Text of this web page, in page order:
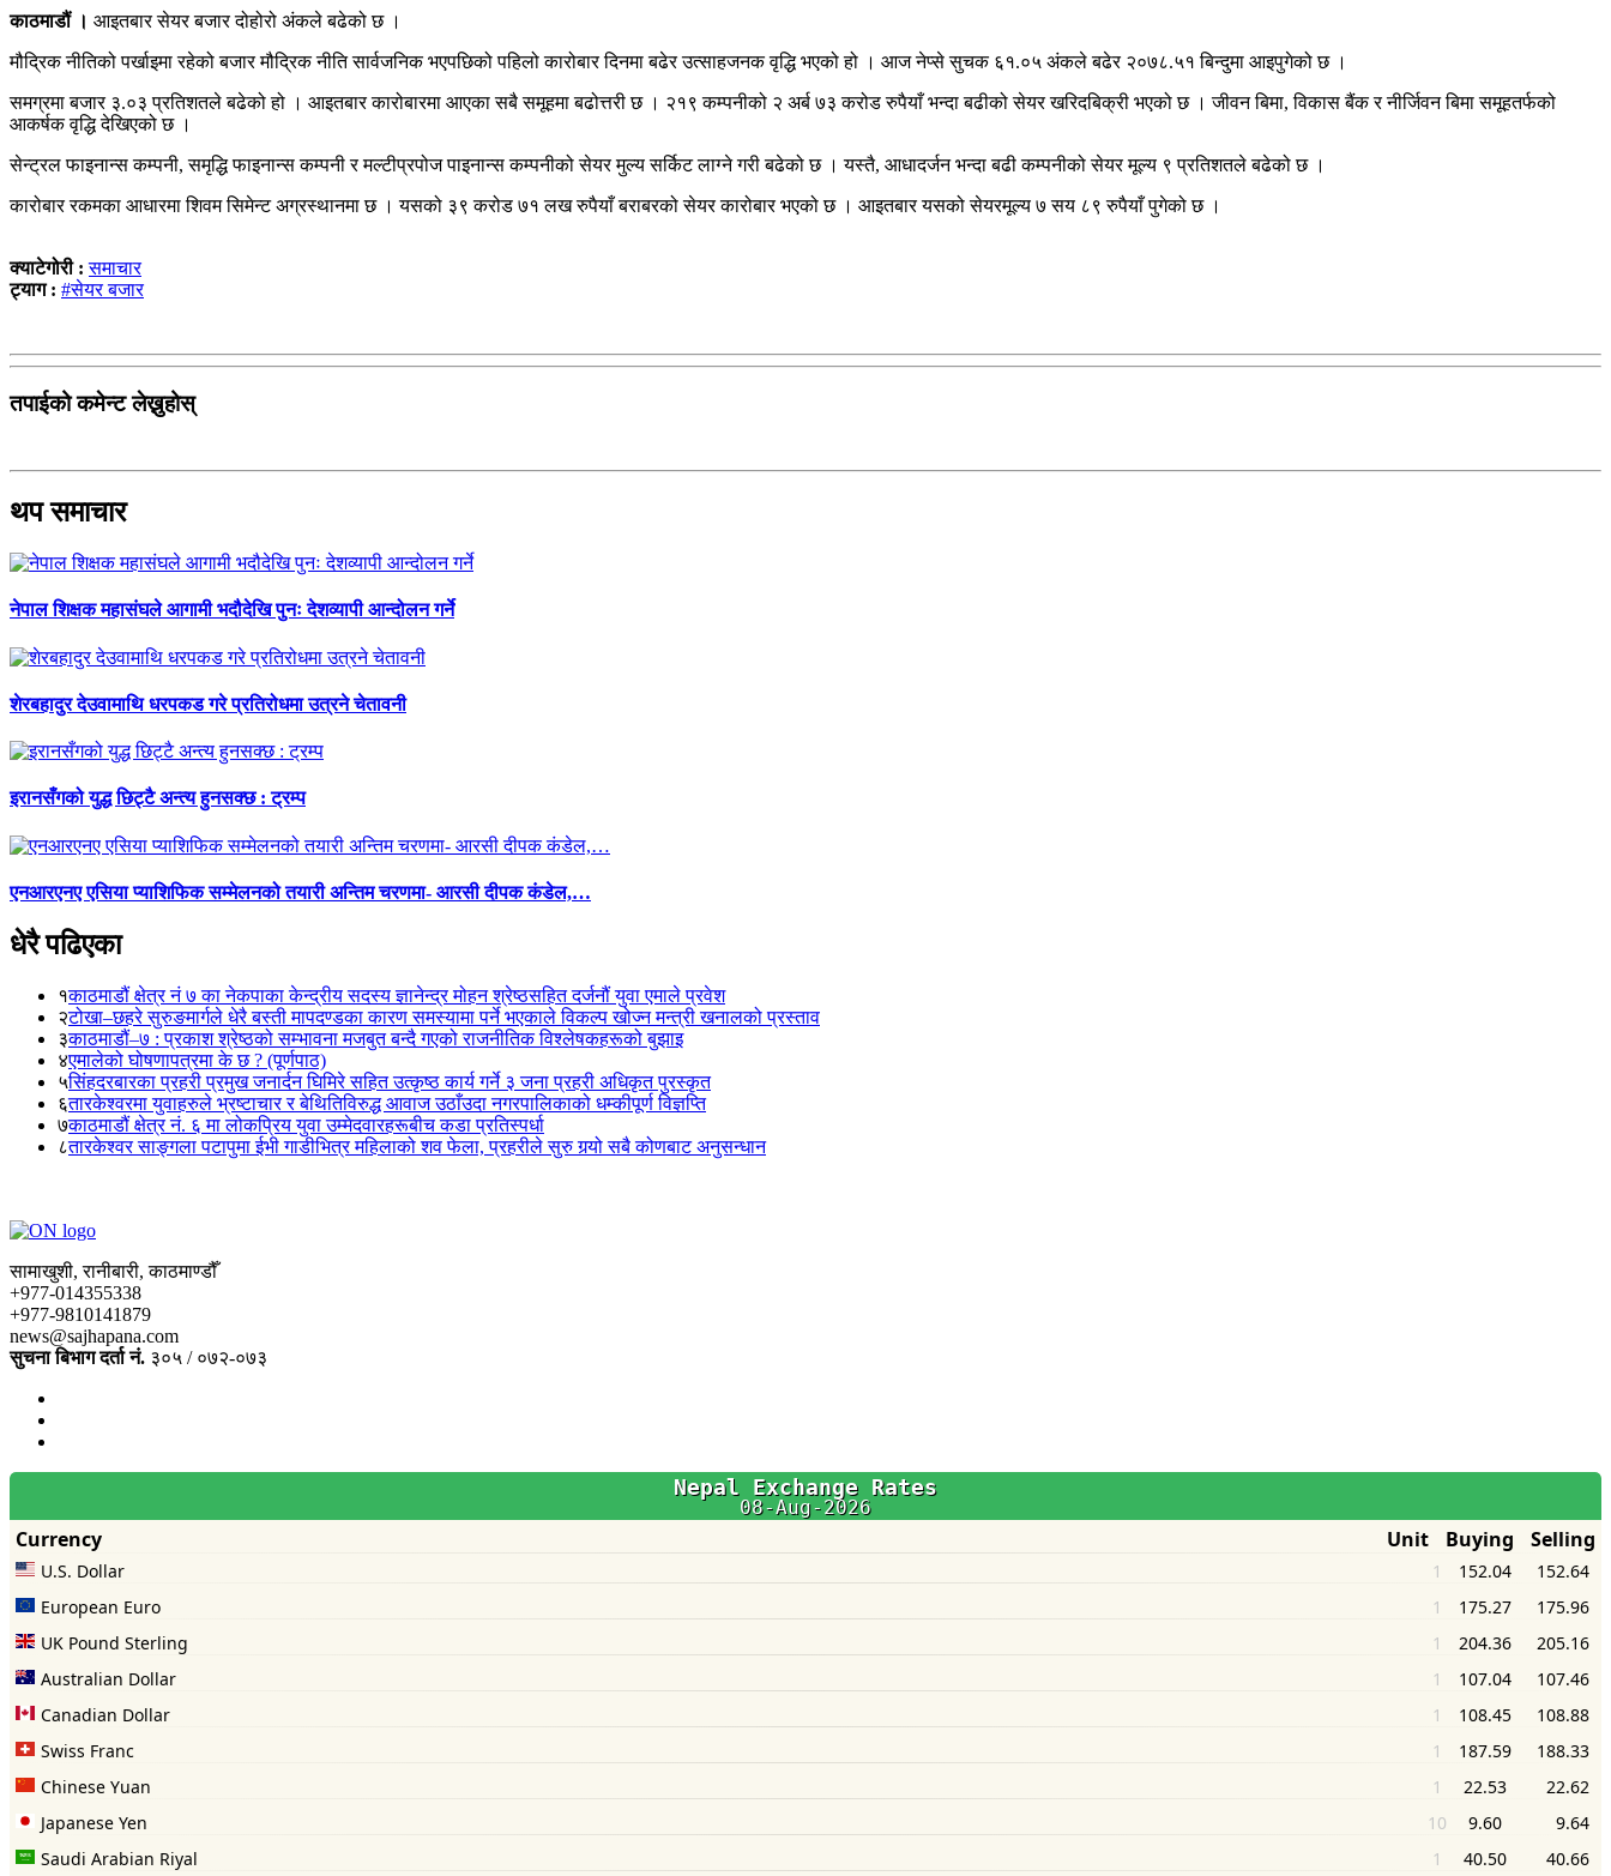
काठमाडौं । आइतबार सेयर बजार दोहोरो अंकले बढेको छ ।
मौद्रिक नीतिको पर्खाइमा रहेको बजार मौद्रिक नीति सार्वजनिक भएपछिको पहिलो कारोबार दिनमा बढेर उत्साहजनक वृद्धि भएको हो । आज नेप्से सुचक ६१.०५ अंकले बढेर २०७८.५१ बिन्दुमा आइपुगेको छ ।
समग्रमा बजार ३.०३ प्रतिशतले बढेको हो । आइतबार कारोबारमा आएका सबै समूहमा बढोत्तरी छ । २१९ कम्पनीको २ अर्ब ७३ करोड रुपैयाँ भन्दा बढीको सेयर खरिदबिक्री भएको छ । जीवन बिमा, विकास बैंक र नीर्जिवन बिमा समूहतर्फको
आकर्षक वृद्धि देखिएको छ ।
सेन्ट्रल फाइनान्स कम्पनी, समृद्धि फाइनान्स कम्पनी र मल्टीप्रपोज पाइनान्स कम्पनीको सेयर मुल्य सर्किट लाग्ने गरी बढेको छ । यस्तै, आधादर्जन भन्दा बढी कम्पनीको सेयर मूल्य ९ प्रतिशतले बढेको छ ।
कारोबार रकमका आधारमा शिवम सिमेन्ट अग्रस्थानमा छ । यसको ३९ करोड ७१ लख रुपैयाँ बराबरको सेयर कारोबार भएको छ । आइतबार यसको सेयरमूल्य ७ सय ८९ रुपैयाँ पुगेको छ ।
क्याटेगोरी :समाचार
ट्याग : #सेयर बजार
तपाईको कमेन्ट लेख्नुहोस्
थप समाचार
नेपाल शिक्षक महासंघले आगामी भदौदेखि पुनः देशव्यापी आन्दोलन गर्ने
शेरबहादुर देउवामाथि धरपकड गरे प्रतिरोधमा उत्रने चेतावनी
इरानसँगको युद्ध छिट्टै अन्त्य हुनसक्छ : ट्रम्प
एनआरएनए एसिया प्याशिफिक सम्मेलनको तयारी अन्तिम चरणमा- आरसी दीपक कंडेल,…
धेरै पढिएका
१काठमाडौं क्षेत्र नं ७ का नेकपाका केन्द्रीय सदस्य ज्ञानेन्द्र मोहन श्रेष्ठसहित दर्जनौं युवा एमाले प्रवेश
२टोखा–छहरे सुरुङमार्गले धेरै बस्ती मापदण्डका कारण समस्यामा पर्ने भएकाले विकल्प खोज्न मन्त्री खनालको प्रस्ताव
३काठमाडौं–७ : प्रकाश श्रेष्ठको सम्भावना मजबुत बन्दै गएको राजनीतिक विश्लेषकहरूको बुझाइ
४एमालेको घोषणापत्रमा के छ ? (पूर्णपाठ)
५सिंहदरबारका प्रहरी प्रमुख जनार्दन घिमिरे सहित उत्कृष्ठ कार्य गर्ने ३ जना प्रहरी अधिकृत पुरस्कृत
६तारकेश्वरमा युवाहरुले भ्रष्टाचार र बेथितिविरुद्ध आवाज उठाँउदा नगरपालिकाको धम्कीपूर्ण विज्ञप्ति
७काठमाडौं क्षेत्र नं. ६ मा लोकप्रिय युवा उम्मेदवारहरूबीच कडा प्रतिस्पर्धा
८तारकेश्वर साङ्गला पटापुमा ईभी गाडीभित्र महिलाको शव फेला, प्रहरीले सुरु गर्‍यो सबै कोणबाट अनुसन्धान
सामाखुशी, रानीबारी, काठमाण्डौँ
+977-014355338
+977-9810141879
news@sajhapana.com
सुचना बिभाग दर्ता नं. ३०५ / ०७२-०७३